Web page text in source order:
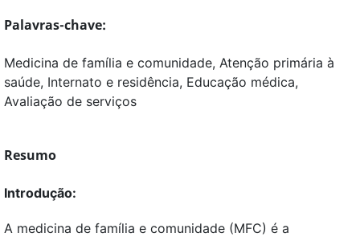
Palavras-chave:
Medicina de família e comunidade, Atenção primária à
saúde, Internato e residência, Educação médica,
Avaliação de serviços
Resumo
Introdução:
A medicina de família e comunidade (MFC) é a